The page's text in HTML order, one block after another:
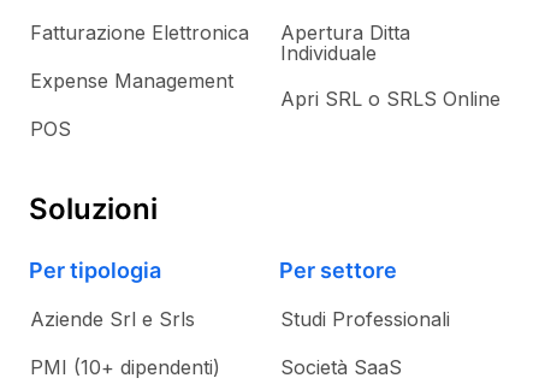
Fatturazione Elettronica
Expense Management
POS
Apertura Ditta
Individuale
Apri SRL o SRLS Online
Soluzioni
Per tipologia
Aziende Srl e Srls
PMI (10+ dipendenti)
Per settore
Studi Professionali
Società SaaS